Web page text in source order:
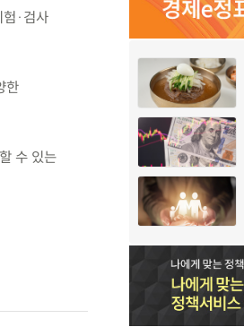
·검사
한
수 있는